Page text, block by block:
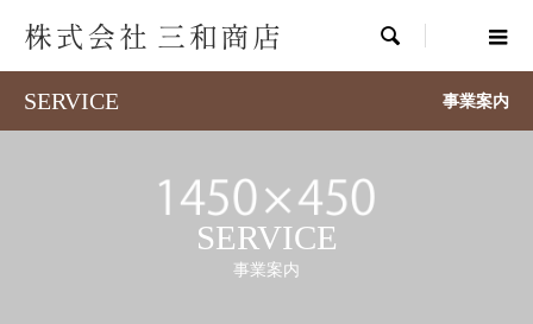

SERVICE 事業案内
SERVICE
事業案内